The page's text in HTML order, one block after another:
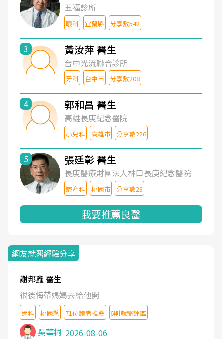
五福診所
眼科 宜蘭縣 分享數542
3 黃汝萍 醫生
台中光流聯合診所
牙科 台中市 分享數208
4 郭和昌 醫生
高雄長庚紀念醫院
小兒科 高雄市 分享數226
5 張廷彰 醫生
長庚醫療財團法人林口長庚紀念醫院
婦產科 桃園市 分享數23
我要推薦良醫
網友就醫經驗分享
謝邦鑫 醫生
很後悔帶媽媽去給他開
骨科 桃園縣 71位讀者推薦 6則就醫評鑑
吳華桐 2026-08-06